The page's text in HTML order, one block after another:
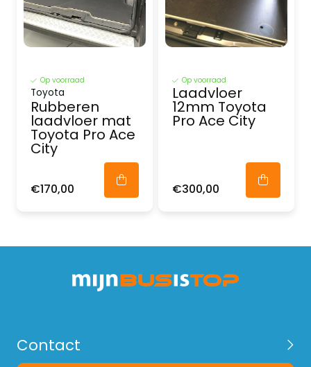
Op voorraad
Toyota
Rubberen
laadvloer mat
Toyota Pro Ace
City
€170,00
Op voorraad
Laadvloer
12mm Toyota
Pro Ace City
€300,00
Contact